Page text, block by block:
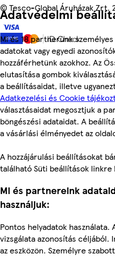
Adatvédelmi
Mi és 18 partnerünk
adatokat vagy egyedi
hozzáférhetünk azokhoz. Az
elutasítása gombok
a beállításaidat, illetve
Adatkezelési és Cookie
választásaidat megosztjuk a
böngészési adataidat. A
a vásárlási élményedet az
A hozzájárulási beállításokat
található Süti beállítások
Mi és partnereink
használjuk:
Pontos helyadatok használata.
vizsgálata azonosítás
az eszközön. Személyre
©Tesco-Global Áruházak Zrt.